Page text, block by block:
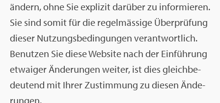
än­dern, ohne Sie ex­pli­zit dar­über zu in­for­mie­ren.
Sie sind somit für die re­gel­mäs­si­ge Über­prü­fung
die­ser Nut­zungs­be­din­gun­gen ver­ant­wort­lich.
Be­nut­zen Sie diese Web­site nach der Ein­füh­rung
et­wai­ger Än­de­run­gen wei­ter, ist dies gleich­be­
deu­tend mit Ihrer Zu­stim­mung zu die­sen Än­de­
run­gen.